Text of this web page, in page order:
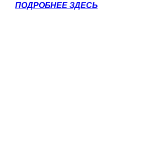
ПОДРОБНЕЕ ЗДЕСЬ